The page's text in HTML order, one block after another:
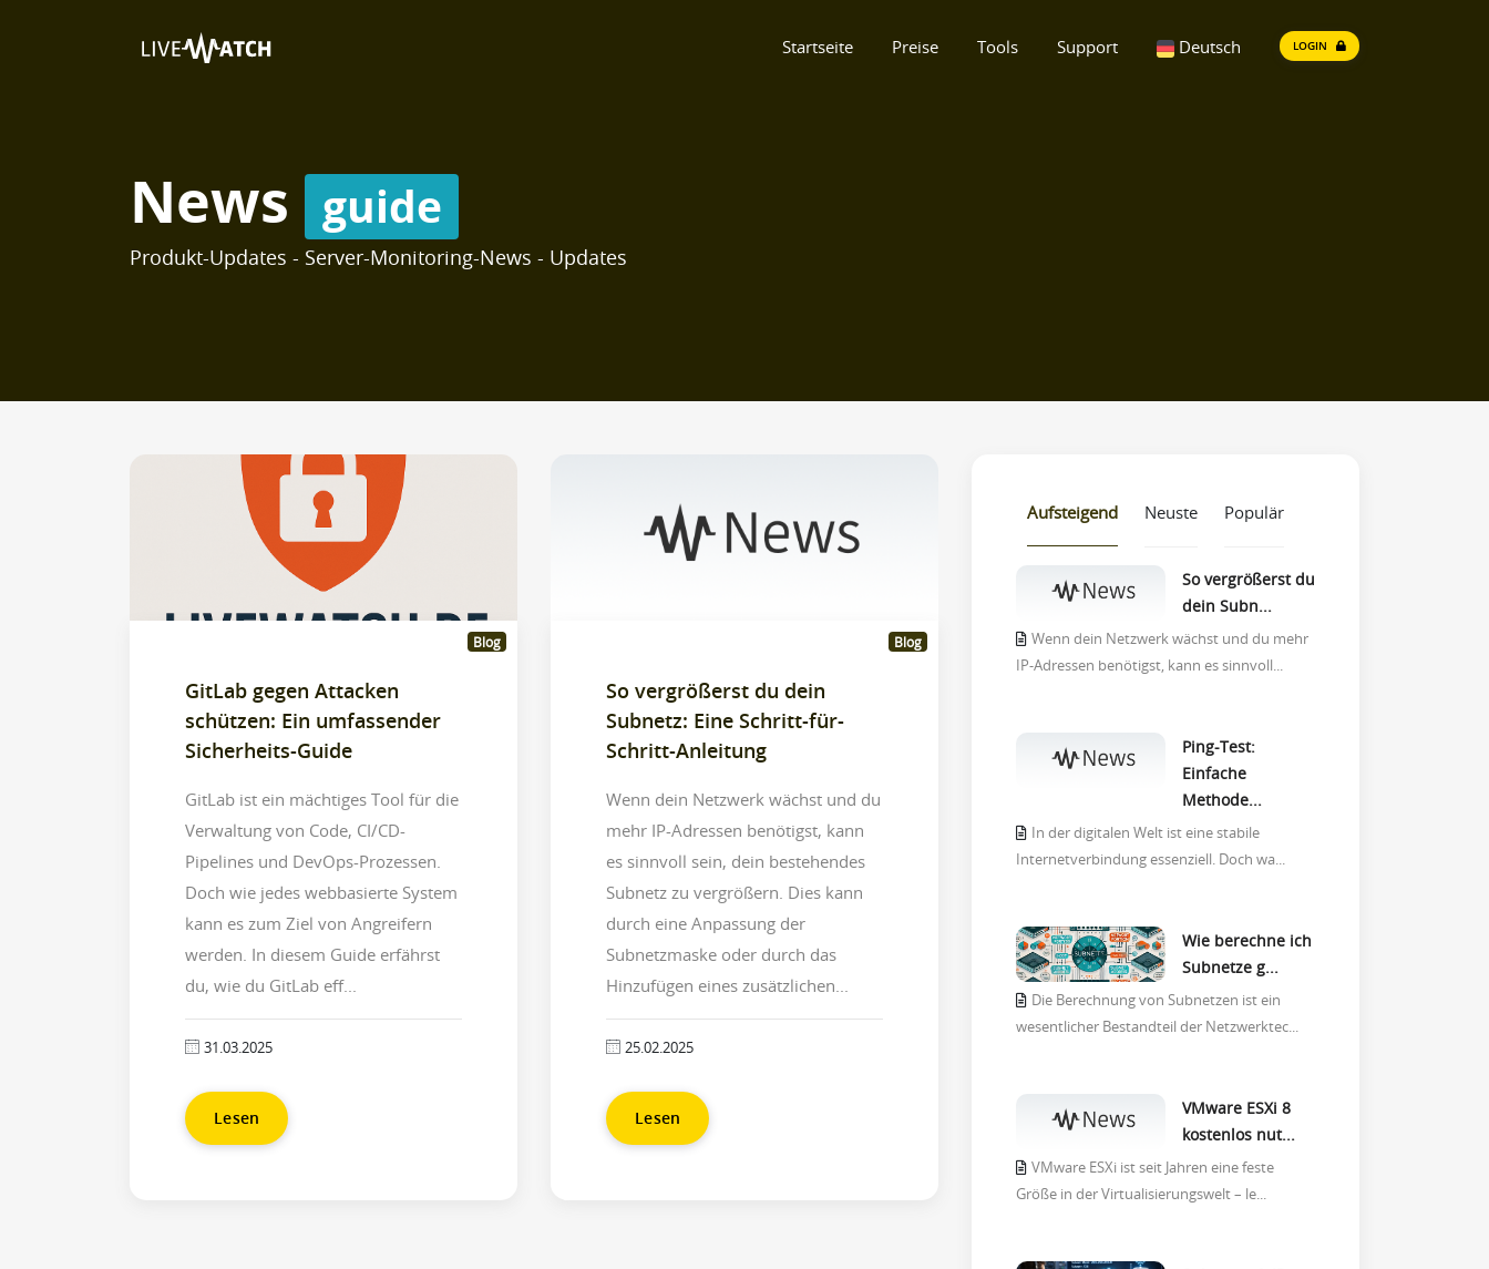
Startseite Preise Tools Support Deutsch LOGIN
News guide
Produkt-Updates - Server-Monitoring-News - Updates
Blog
GitLab gegen Attacken
schützen: Ein umfassender
Sicherheits-Guide
GitLab ist ein mächtiges Tool für die
Verwaltung von Code, CI/CD-
Pipelines und DevOps-Prozessen.
Doch wie jedes webbasierte System
kann es zum Ziel von Angreifern
werden. In diesem Guide erfährst
du, wie du GitLab eff...
31.03.2025
Lesen
Blog
So vergrößerst du dein
Subnetz: Eine Schritt-für-
Schritt-Anleitung
Wenn dein Netzwerk wächst und du
mehr IP-Adressen benötigst, kann
es sinnvoll sein, dein bestehendes
Subnetz zu vergrößern. Dies kann
durch eine Anpassung der
Subnetzmaske oder durch das
Hinzufügen eines zusätzlichen...
25.02.2025
Lesen
Aufsteigend Neuste Populär
So vergrößerst du
dein Subn...
Wenn dein Netzwerk wächst und du mehr
IP-Adressen benötigst, kann es sinnvoll...
Ping-Test:
Einfache
Methode...
In der digitalen Welt ist eine stabile
Internetverbindung essenziell. Doch wa...
Wie berechne ich
Subnetze g...
Die Berechnung von Subnetzen ist ein
wesentlicher Bestandteil der Netzwerktec...
VMware ESXi 8
kostenlos nut...
VMware ESXi ist seit Jahren eine feste
Größe in der Virtualisierungswelt – le...